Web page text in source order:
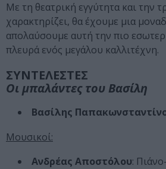
Με τη θεατρική εγγύτητα και την
χαρακτηρίζει, θα έχουμε μια
απολαύσουμε αυτή την πιο
πλευρά ενός μεγάλου καλλιτέχνη.
ΣΥΝΤΕΛΕΣΤΕΣ
Οι μπαλάντες του Βασίλη
Βασίλης
Μουσικοί:
Ανδρέας Αποστόλου: